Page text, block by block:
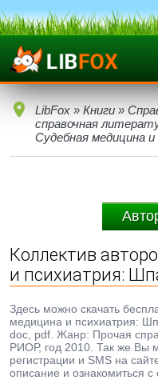
LibFox » Книги »
справочная
Судебная медицина
Коллектив
и психиатрия:
Здесь можно скачать
медицина и психиатрия:
doc, pdf. Жанр: Прочая
РИОР, год 2010. Так же Вы
регистрации и SMS на
описание и ознакомиться с